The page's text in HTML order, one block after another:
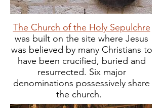
The Church of the Holy Sepulchre
was built on the site where Jesus
was believed by many Christians to
have been crucified, buried and
resurrected. Six major
denominations possessively share
the church.